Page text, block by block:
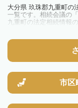
大分県 玖珠郡九重町の
一覧です。相続会議の
九重町の法定相続情報
とが出来ます。相続の
市区